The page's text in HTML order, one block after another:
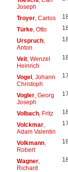
Joseph
Troyer, Carlos
Türke, Otto
Urspruch,
Anton
Veit, Wenzel
Heinrich
Vogel, Johann
Christoph
Vogler, Georg
Joseph
Volbach, Fritz
Volckmar,
Adam Valentin
Volkmann,
Robert
Wagner,
Richard